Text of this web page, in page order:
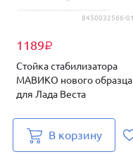
8450032566-01
1189₽
Стойка стабилизатора
МАВИКО нового образца
для Лада Веста
В корзину